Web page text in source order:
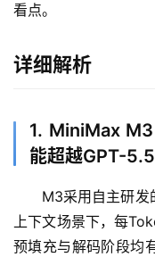
看点。
详细解析
1. MiniMax
能超越GPT-5.5
M3采用自主研发
上下文场景下，每
预填充与解码阶段均